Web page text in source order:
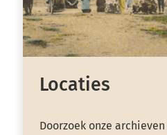
Locaties
Doorzoek onze